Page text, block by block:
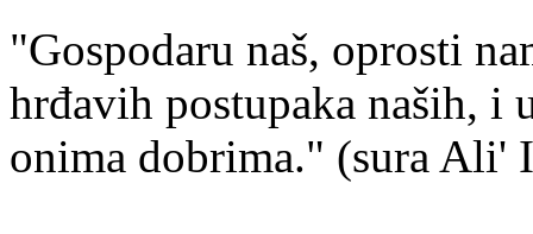
"Gospodaru naš, oprosti
hrđavih postupaka naših, i
onima dobrima." (sura Ali'